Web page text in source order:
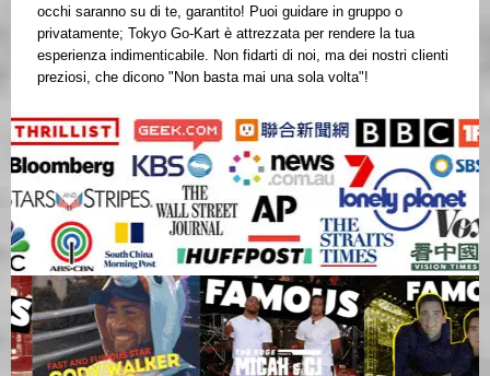
occhi saranno su di te, garantito! Puoi guidare in gruppo o
privatamente; Tokyo Go-Kart è attrezzata per rendere la tua
esperienza indimenticabile. Non fidarti di noi, ma dei nostri clienti
preziosi, che dicono "Non basta mai una sola volta"!